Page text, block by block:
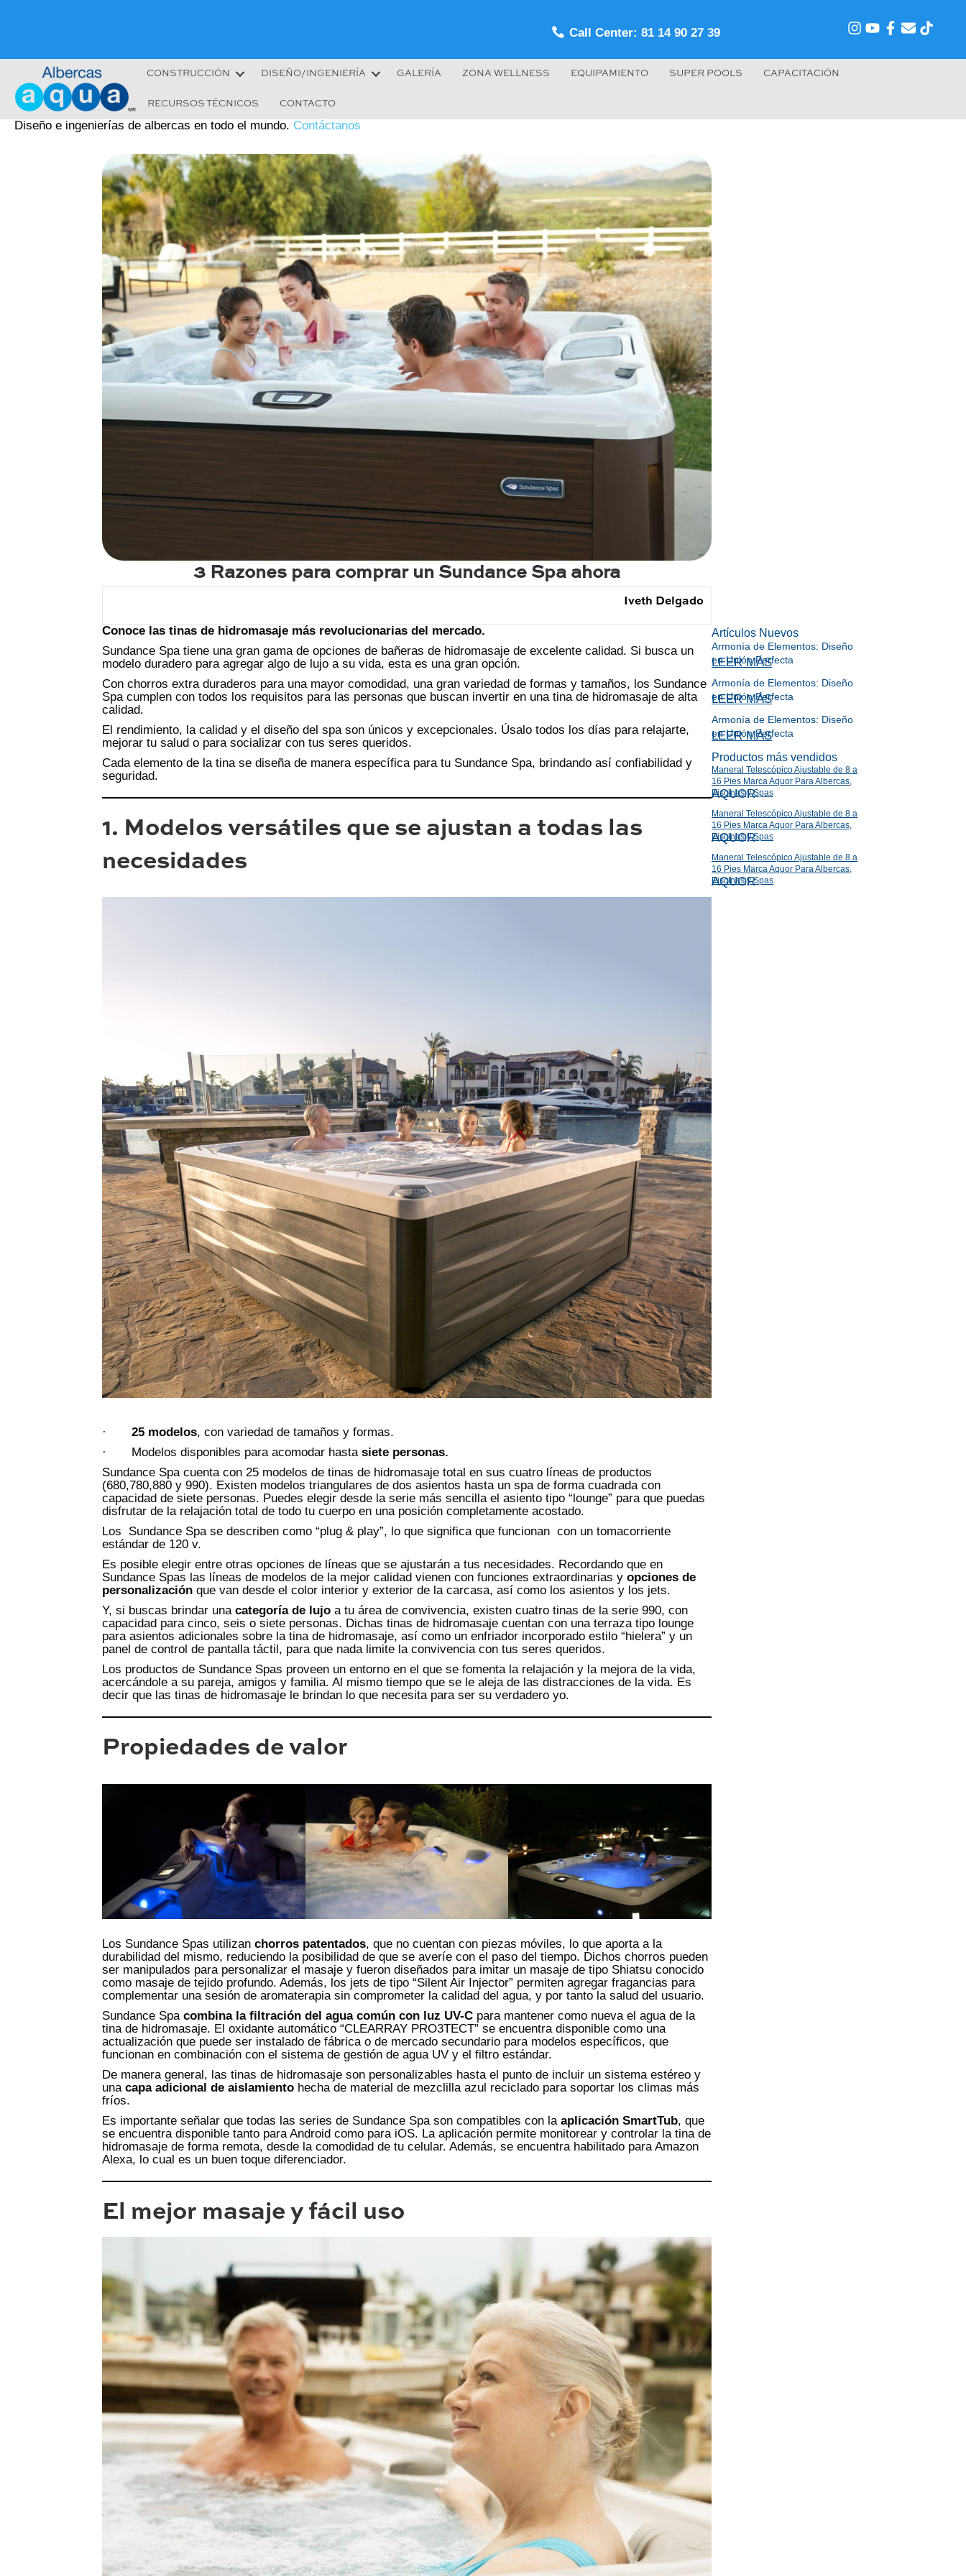
Call Center: 81 14 90 27 39
CONSTRUCCIÓN DISEÑO/INGENIERÍA GALERÍA ZONA WELLNESS EQUIPAMIENTO SUPER POOLS CAPACITACIÓN
RECURSOS TÉCNICOS CONTACTO
Diseño e ingenierías de albercas en todo el mundo. Contáctanos
3 Razones para comprar un Sundance Spa ahora
Iveth Delgado
Conoce las tinas de hidromasaje más revolucionarias del mercado.
Sundance Spa tiene una gran gama de opciones de bañeras de hidromasaje de excelente calidad. Si busca un
modelo duradero para agregar algo de lujo a su vida, esta es una gran opción.
Con chorros extra duraderos para una mayor comodidad, una gran variedad de formas y tamaños, los Sundance
Spa cumplen con todos los requisitos para las personas que buscan invertir en una tina de hidromasaje de alta
calidad.
El rendimiento, la calidad y el diseño del spa son únicos y excepcionales. Úsalo todos los días para relajarte,
mejorar tu salud o para socializar con tus seres queridos.
Cada elemento de la tina se diseña de manera específica para tu Sundance Spa, brindando así confiabilidad y
seguridad.
1. Modelos versátiles que se ajustan a todas las
necesidades
· 25 modelos, con variedad de tamaños y formas.
· Modelos disponibles para acomodar hasta siete personas.
Sundance Spa cuenta con 25 modelos de tinas de hidromasaje total en sus cuatro líneas de productos
(680,780,880 y 990). Existen modelos triangulares de dos asientos hasta un spa de forma cuadrada con
capacidad de siete personas. Puedes elegir desde la serie más sencilla el asiento tipo “lounge” para que puedas
disfrutar de la relajación total de todo tu cuerpo en una posición completamente acostado.
Los Sundance Spa se describen como “plug & play”, lo que significa que funcionan con un tomacorriente
estándar de 120 v.
Es posible elegir entre otras opciones de líneas que se ajustarán a tus necesidades. Recordando que en
Sundance Spas las líneas de modelos de la mejor calidad vienen con funciones extraordinarias y opciones de
personalización que van desde el color interior y exterior de la carcasa, así como los asientos y los jets.
Y, si buscas brindar una categoría de lujo a tu área de convivencia, existen cuatro tinas de la serie 990, con
capacidad para cinco, seis o siete personas. Dichas tinas de hidromasaje cuentan con una terraza tipo lounge
para asientos adicionales sobre la tina de hidromasaje, así como un enfriador incorporado estilo “hielera” y un
panel de control de pantalla táctil, para que nada limite la convivencia con tus seres queridos.
Los productos de Sundance Spas proveen un entorno en el que se fomenta la relajación y la mejora de la vida,
acercándole a su pareja, amigos y familia. Al mismo tiempo que se le aleja de las distracciones de la vida. Es
decir que las tinas de hidromasaje le brindan lo que necesita para ser su verdadero yo.
Propiedades de valor
Los Sundance Spas utilizan chorros patentados, que no cuentan con piezas móviles, lo que aporta a la
durabilidad del mismo, reduciendo la posibilidad de que se averíe con el paso del tiempo. Dichos chorros pueden
ser manipulados para personalizar el masaje y fueron diseñados para imitar un masaje de tipo Shiatsu conocido
como masaje de tejido profundo. Además, los jets de tipo “Silent Air Injector” permiten agregar fragancias para
complementar una sesión de aromaterapia sin comprometer la calidad del agua, y por tanto la salud del usuario.
Sundance Spa combina la filtración del agua común con luz UV-C para mantener como nueva el agua de la
tina de hidromasaje. El oxidante automático “CLEARRAY PRO3TECT” se encuentra disponible como una
actualización que puede ser instalado de fábrica o de mercado secundario para modelos específicos, que
funcionan en combinación con el sistema de gestión de agua UV y el filtro estándar.
De manera general, las tinas de hidromasaje son personalizables hasta el punto de incluir un sistema estéreo y
una capa adicional de aislamiento hecha de material de mezclilla azul reciclado para soportar los climas más
fríos.
Es importante señalar que todas las series de Sundance Spa son compatibles con la aplicación SmartTub, que
se encuentra disponible tanto para Android como para iOS. La aplicación permite monitorear y controlar la tina de
hidromasaje de forma remota, desde la comodidad de tu celular. Además, se encuentra habilitado para Amazon
Alexa, lo cual es un buen toque diferenciador.
El mejor masaje y fácil uso
Artículos Nuevos
Armonía de Elementos: Diseño
en Unión Perfecta
LEER MÁS
Armonía de Elementos: Diseño
en Unión Perfecta
LEER MÁS
Armonía de Elementos: Diseño
en Unión Perfecta
LEER MÁS
Productos más vendidos
Maneral Telescópico Ajustable de 8 a
16 Pies Marca Aquor Para Albercas,
Piscinas y Spas
AQUOR
Maneral Telescópico Ajustable de 8 a
16 Pies Marca Aquor Para Albercas,
Piscinas y Spas
AQUOR
Maneral Telescópico Ajustable de 8 a
16 Pies Marca Aquor Para Albercas,
Piscinas y Spas
AQUOR